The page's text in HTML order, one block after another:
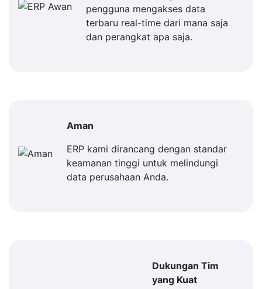
pengguna mengakses data
terbaru real-time dari mana saja
dan perangkat apa saja.
Aman
ERP kami dirancang dengan standar
keamanan tinggi untuk melindungi
data perusahaan Anda.
Dukungan Tim
yang Kuat